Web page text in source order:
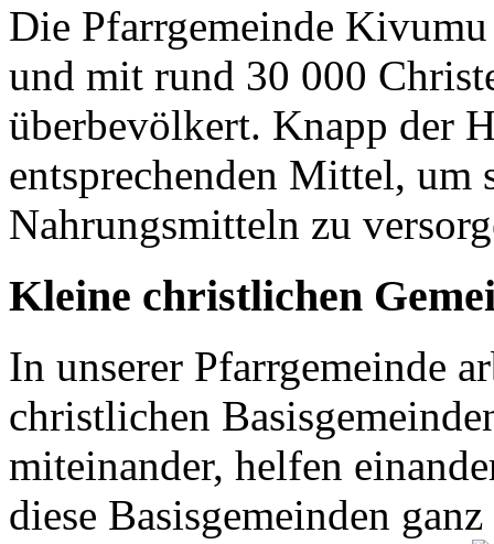
Die Pfarrgemeinde
und mit rund 30 000
überbevölkert. Knapp der
entsprechenden Mittel, um
Nahrungsmitteln zu
Kleine christlichen
In unserer Pfarrgemeinde
christlichen
miteinander, helfen
diese Basisgemeinden